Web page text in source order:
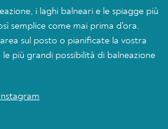
i laghi balneari e le spiagge più
semplice come mai prima d'ora.
sul posto o pianificate la vostra
le più grandi possibilità di balneazione
Instagram